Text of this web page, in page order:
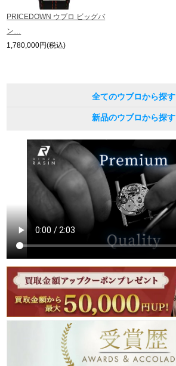
PRICEDOWN ウブロ ビッグバ
ン…
1,780,000円(税込)
全てのウブロから探す
新品のウブロから探す